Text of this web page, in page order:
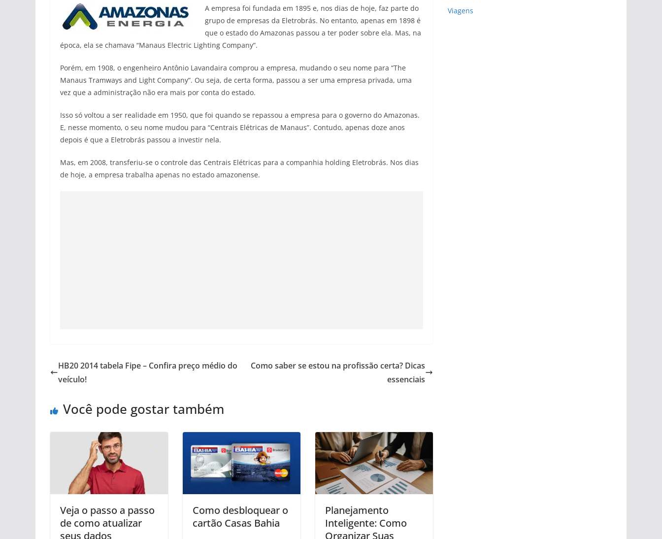
A empresa foi fundada em 1895 e, nos dias de hoje, faz parte do
grupo de empresas da Eletrobrás. No entanto, apenas em 1898 é
que o estado do Amazonas passou a ter poder sobre ela. Mas, na
época, ela se chamava “Manaus Electric Lighting Company”.
Porém, em 1908, o engenheiro Antônio Lavandaira comprou a empresa, mudando o seu nome para “The
Manaus Tramways and Light Company”. Ou seja, de certa forma, passou a ser uma empresa privada, uma
vez que a administração não era mais por conta do estado.
Isso só voltou a ser realidade em 1950, que foi quando se repassou a empresa para o governo do Amazonas.
E, nesse momento, o seu nome mudou para “Centrais Elétricas de Manaus”. Contudo, apenas doze anos
depois é que a Eletrobrás passou a investir nela.
Mas, em 2008, transferiu-se o controle das Centrais Elétricas para a companhia holding Eletrobrás. Nos dias
de hoje, a empresa trabalha apenas no estado amazonense.
HB20 2014 tabela Fipe – Confira preço médio do
veículo!
Como saber se estou na profissão certa? Dicas
essenciais
Você pode gostar também
Veja o passo a passo
de como atualizar
seus dados
Como desbloquear o
cartão Casas Bahia
Planejamento
Inteligente: Como
Organizar Suas
Viagens